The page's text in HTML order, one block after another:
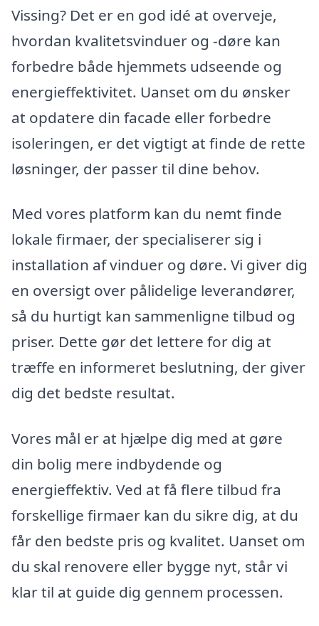
Vissing? Det er en god idé at overveje,
hvordan kvalitetsvinduer og -døre kan
forbedre både hjemmets udseende og
energieffektivitet. Uanset om du ønsker
at opdatere din facade eller forbedre
isoleringen, er det vigtigt at finde de rette
løsninger, der passer til dine behov.
Med vores platform kan du nemt finde
lokale firmaer, der specialiserer sig i
installation af vinduer og døre. Vi giver dig
en oversigt over pålidelige leverandører,
så du hurtigt kan sammenligne tilbud og
priser. Dette gør det lettere for dig at
træffe en informeret beslutning, der giver
dig det bedste resultat.
Vores mål er at hjælpe dig med at gøre
din bolig mere indbydende og
energieffektiv. Ved at få flere tilbud fra
forskellige firmaer kan du sikre dig, at du
får den bedste pris og kvalitet. Uanset om
du skal renovere eller bygge nyt, står vi
klar til at guide dig gennem processen.